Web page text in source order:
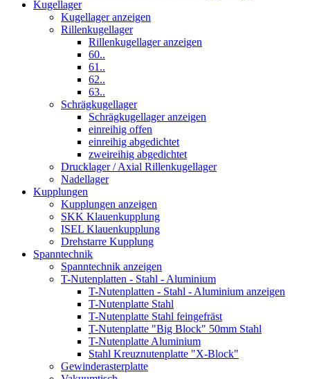
Kugellager
Kugellager anzeigen
Rillenkugellager
Rillenkugellager anzeigen
60..
61..
62..
63..
Schrägkugellager
Schrägkugellager anzeigen
einreihig offen
einreihig abgedichtet
zweireihig abgedichtet
Drucklager / Axial Rillenkugellager
Nadellager
Kupplungen
Kupplungen anzeigen
SKK Klauenkupplung
ISEL Klauenkupplung
Drehstarre Kupplung
Spanntechnik
Spanntechnik anzeigen
T-Nutenplatten - Stahl - Aluminium
T-Nutenplatten - Stahl - Aluminium anzeigen
T-Nutenplatte Stahl
T-Nutenplatte Stahl feingefräst
T-Nutenplatte "Big Block" 50mm Stahl
T-Nutenplatte Aluminium
Stahl Kreuznutenplatte "X-Block"
Gewinderasterplatte